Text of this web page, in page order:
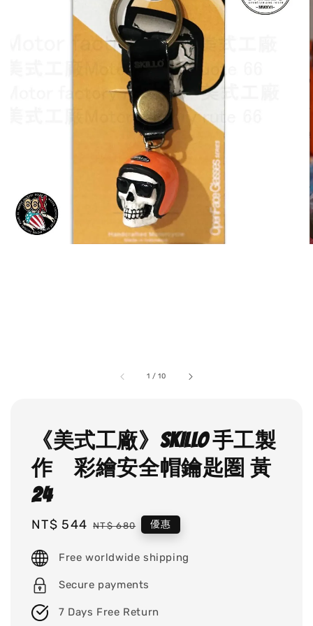
1 /10
《美式工廠》SKILLO 手工製
作 彩繪安全帽鑰匙圏 黃
24
Sale
NT$ 544 Regular
NT$ 680 優惠
Free worldwide shipping
Secure payments
7 Days Free Return